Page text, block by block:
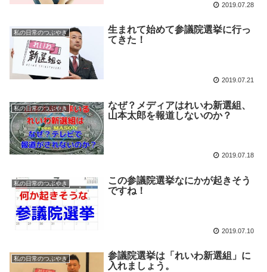
2019.07.28
私の日常のつぶやき
生まれて始めて参議院選挙に行っ
てきた！
2019.07.21
私の日常のつぶやき
なぜ？メディアはれいわ新選組、
山本太郎を報道しないのか？
2019.07.18
私の日常のつぶやき
この参議院選挙なにかが起きそう
ですね！
2019.07.10
私の日常のつぶやき
参議院選挙は「れいわ新選組」に
入れましょう。